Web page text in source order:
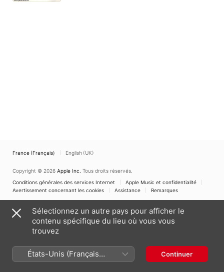
France (Français) English (UK)
Copyright © 2026 Apple Inc. Tous droits réservés.
Conditions générales des services Internet
Apple Music et confidentialité
Avertissement concernant les cookies
Assistance Remarques
Sélectionnez un autre pays pour afficher le
contenu spécifique du lieu où vous vous
trouvez
États-Unis (Français
France)
Continuer